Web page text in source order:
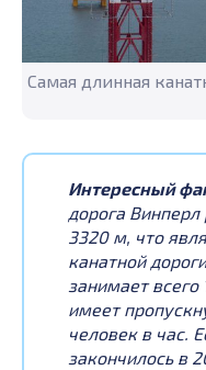
Самая длинная
Интересный
дорога Винперл
3320 м, что
канатной
занимает
имеет
человек в час.
закончилось в